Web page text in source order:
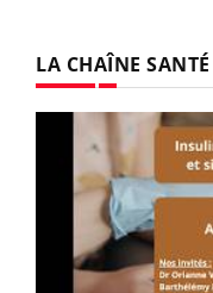
LA CHAÎNE SANTÉ